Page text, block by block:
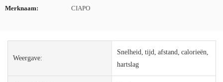
Merknaam: CIAPO
Weergave:
Snelheid, tijd, afstand, calorieën,
hartslag